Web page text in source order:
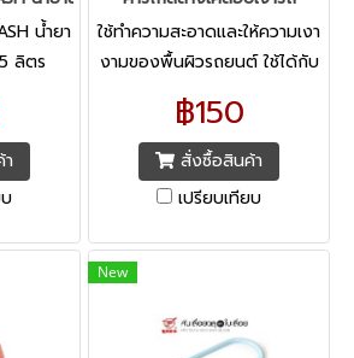
น้ำยา
ลิตร
ไม่ทำ
รถ
ข้มข้นนี้
ใช้ทำความสะอาดและให้ความเงา
งามของพื้นผิวรถยนต์ ใช้ได้กับ
เครื่องใช้ที่ทำด้วยโครเมี่ยมและ
สิ่งของที่ทำด้วยไฟเบอร์กล๊าส
เคลือบสีรถของคุณให้ดูใหม่
ตลอดเวลา
฿150
สั่งซื้อสินค้า
เปรียบเทียบ
New